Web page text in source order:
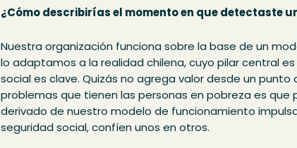
¿Cómo describirías el momento en que detectaste
Nuestra organización funciona sobre la base de un
lo adaptamos a la realidad chilena, cuyo pilar central
social es clave. Quizás no agrega valor desde un
problemas que tienen las personas en pobreza es que
derivado de nuestro modelo de funcionamiento
seguridad social, confíen unos en otros.